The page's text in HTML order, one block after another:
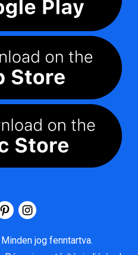
Minden jog fenntartva.